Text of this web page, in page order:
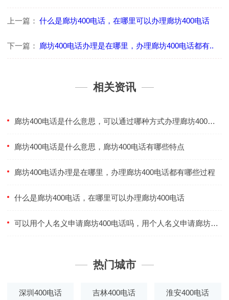
上一篇： 什么是廊坊400电话，在哪里可以办理廊坊400电话
下一篇： 廊坊400电话办理是在哪里，办理廊坊400电话都有..
相关资讯
廊坊400电话是什么意思，可以通过哪种方式办理廊坊400电话
廊坊400电话是什么意思，廊坊400电话有哪些特点
廊坊400电话办理是在哪里，办理廊坊400电话都有哪些过程
什么是廊坊400电话，在哪里可以办理廊坊400电话
可以用个人名义申请廊坊400电话吗，用个人名义申请廊坊400电话需要什么条件
热门城市
深圳400电话 吉林400电话 淮安400电话